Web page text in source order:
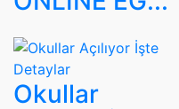
Okullar